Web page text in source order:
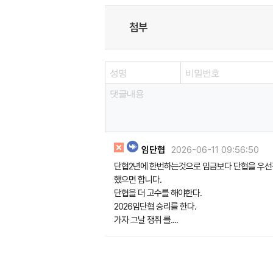
첨부
임단협
2026-06-11 09:56:50
단협2년에 한번하는것으로 임금보다 단협을 우
했으면 합니다.
단협을 더 고수를 해야한다.
2026임단협 승리를 한다.
가자 그날 쟁취 를....